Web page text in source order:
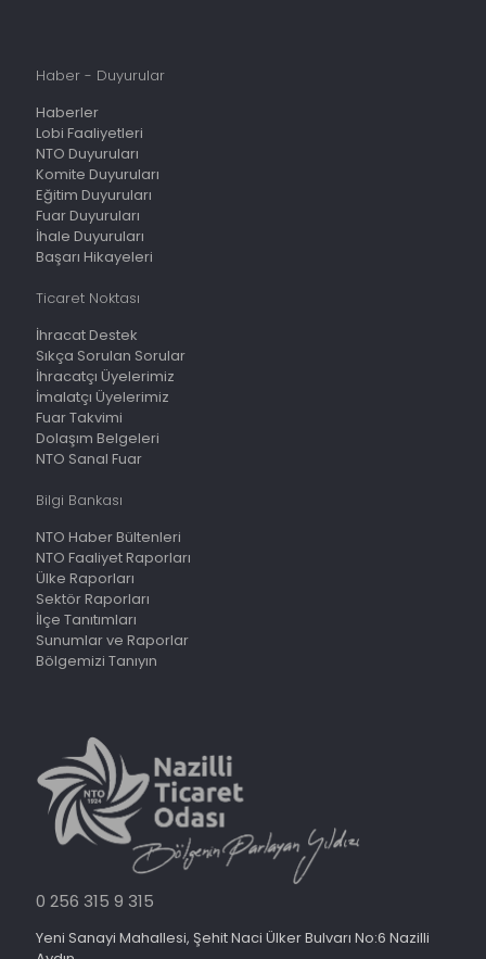
Haber - Duyurular
Haberler
Lobi Faaliyetleri
NTO Duyuruları
Komite Duyuruları
Eğitim Duyuruları
Fuar Duyuruları
İhale Duyuruları
Başarı Hikayeleri
Ticaret Noktası
İhracat Destek
Sıkça Sorulan Sorular
İhracatçı Üyelerimiz
İmalatçı Üyelerimiz
Fuar Takvimi
Dolaşım Belgeleri
NTO Sanal Fuar
Bilgi Bankası
NTO Haber Bültenleri
NTO Faaliyet Raporları
Ülke Raporları
Sektör Raporları
İlçe Tanıtımları
Sunumlar ve Raporlar
Bölgemizi Tanıyın
0 256 315 9 315
Yeni Sanayi Mahallesi, Şehit Naci Ülker Bulvarı No:6 Nazilli